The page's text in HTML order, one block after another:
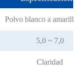
Polvo blanco a amarillo
5,0 ~ 7,0
Claridad